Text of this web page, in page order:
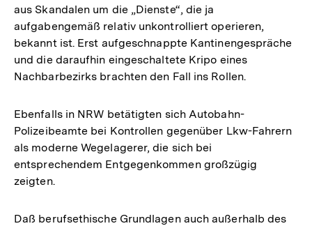
aus Skandalen um die „Dienste“, die ja
aufgabengemäß relativ unkontrolliert operieren,
bekannt ist. Erst aufgeschnappte Kantinengespräche
und die daraufhin eingeschaltete Kripo eines
Nachbarbezirks brachten den Fall ins Rollen.
Ebenfalls in NRW betätigten sich Autobahn-
Polizeibeamte bei Kontrollen gegenüber Lkw-Fahrern
als moderne Wegelagerer, die sich bei
entsprechendem Entgegenkommen großzügig
zeigten.
Daß berufsethische Grundlagen auch außerhalb des